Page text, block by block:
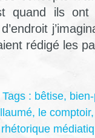
quand ils
rédigé les
Tags : bêtise,
, le comptoir